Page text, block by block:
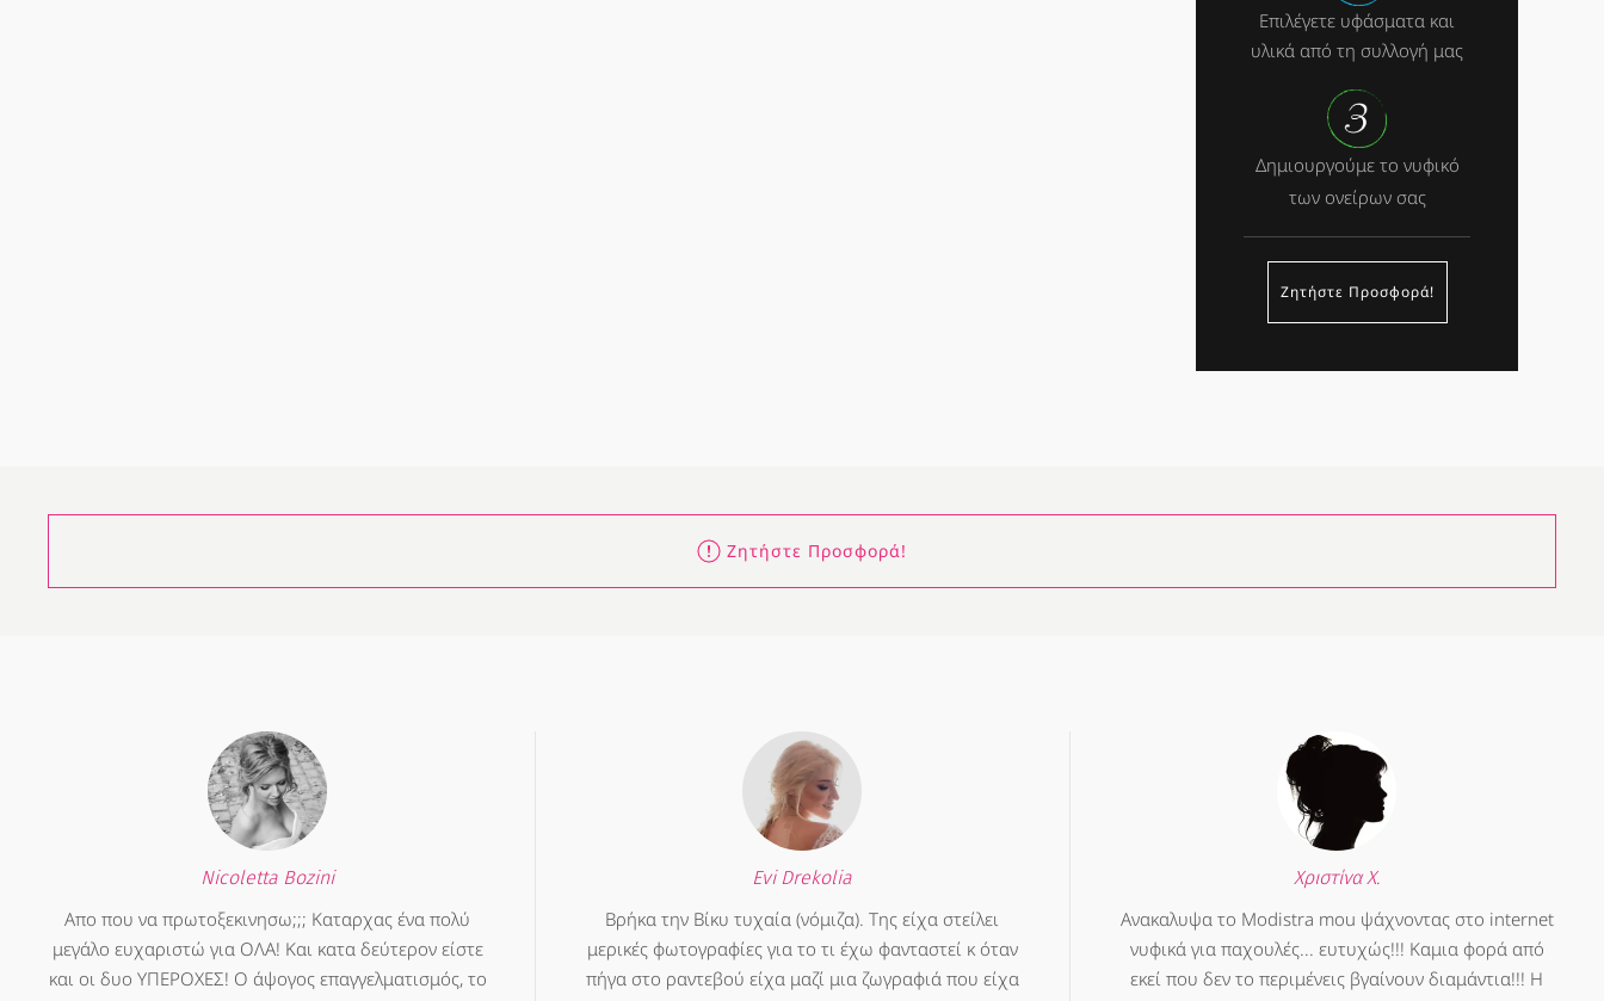
Επιλέγετε υφάσματα και
υλικά από τη συλλογή μας
Δημιουργούμε το νυφικό
των ονείρων σας
Ζητήστε Προσφορά!
Ζητήστε Προσφορά!
Nicoletta Bozini
Απο που να πρωτοξεκινησω;;; Καταρχας ένα πολύ
μεγάλο ευχαριστώ για ΟΛΑ! Και κατα δεύτερον είστε
και οι δυο ΥΠΕΡΟΧΕΣ! Ο άψογος επαγγελματισμός, το
Evi Drekolia
Βρήκα την Βίκυ τυχαία (νόμιζα). Της είχα στείλει
μερικές φωτογραφίες για το τι έχω φανταστεί κ όταν
πήγα στο ραντεβού είχα μαζί μια ζωγραφιά που είχα
Χριστίνα Χ.
Ανακαλυψα το Modistra mou ψάχνοντας στο internet
νυφικά για παχουλές... ευτυχώς!!! Καμια φορά από
εκεί που δεν το περιμένεις βγαίνουν διαμάντια!!! Η